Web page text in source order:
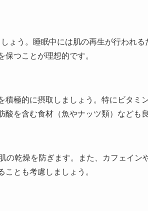
ょう。睡眠中には肌の再生が行われ
つことが理想的です。
積極的に摂取しましょう。特にビタミ
を含む食材（魚やナッツ類）なども
の乾燥を防ぎます。また、カフェイン
とも考慮しましょう。